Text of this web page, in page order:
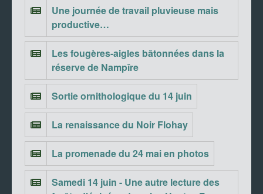
Une journée de travail pluvieuse mais
productive…
Les fougères-aigles bâtonnées dans la
réserve de Nampîre
Sortie ornithologique du 14 juin
La renaissance du Noir Flohay
La promenade du 24 mai en photos
Samedi 14 juin - Une autre lecture des